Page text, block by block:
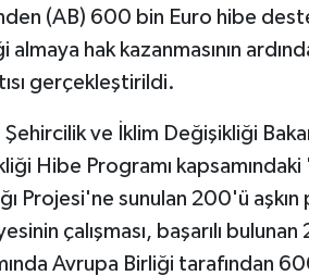
(AB) 600 bin Euro hibe
hak kazanmasının
gerçekleştirildi.
ve İklim Değişikliği
Hibe Programı
Projesi'ne sunulan 200'ü
çalışması, başarılı
Avrupa Birliği tarafından